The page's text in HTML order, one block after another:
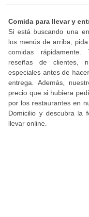
Comida para llevar y
Si está buscando una
los menús de arriba,
comidas rápidamente.
reseñas de clientes,
especiales antes de
entrega. Además,
precio que si hubiera
por los restaurantes en
Domicilio y descubra la
llevar online.